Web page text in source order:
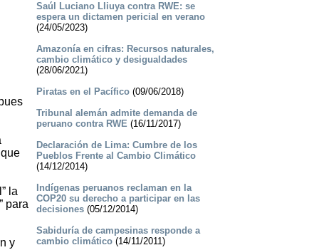
la
para
y
Saúl Luciano Lliuya contra RWE: se
espera un dictamen pericial en verano
(24/05/2023)
Amazonía en cifras: Recursos naturales,
cambio climático y desigualdades
(28/06/2021)
Piratas en el Pacífico(09/06/2018)
Tribunal alemán admite demanda de
peruano contra RWE (16/11/2017)
Declaración de Lima: Cumbre de los
Pueblos Frente al Cambio Climático
(14/12/2014)
Indígenas peruanos reclaman en la
COP20 su derecho a participar en las
decisiones(05/12/2014)
Sabiduría de campesinas responde a
cambio climático(14/11/2011)